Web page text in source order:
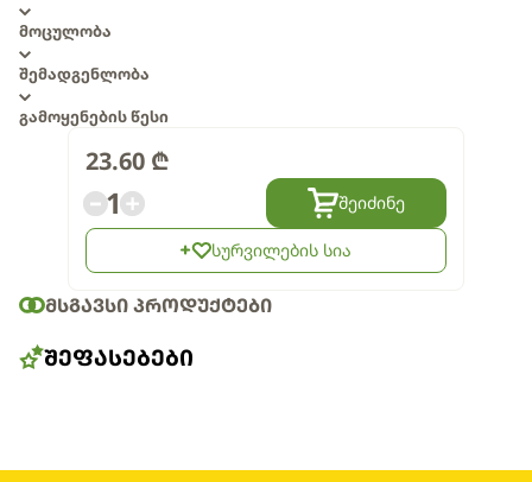
მოცულობა
შემადგენლობა
გამოყენების წესი
23.60 ₾
1 შეიძინე
სურვილების სია
ᲛᲡᲒᲐᲕᲡᲘ ᲞᲠᲝᲓᲣᲥᲢᲔᲑᲘ
ᲨᲔᲤᲐᲡᲔᲑᲔᲑᲘ